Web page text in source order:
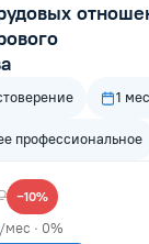
1
профессиональное
−10%
/мес · 0%